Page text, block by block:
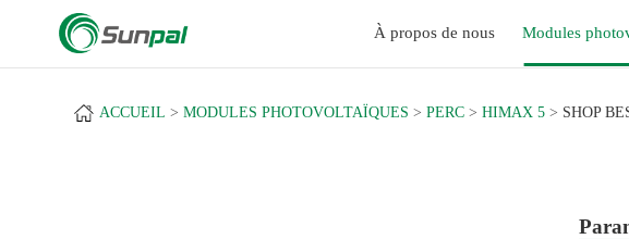
À propos de nous Modules
ACCUEIL MODULES PHOTOVOLTAÏQUES PERC HIMAX 5 SHOP